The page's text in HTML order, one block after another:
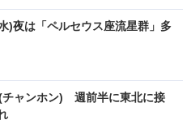
)夜は「ペルセウス座流星群」多
チャンホン) 週前半に東北に接